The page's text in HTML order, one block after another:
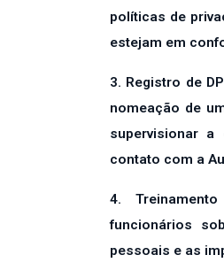
políticas de
estejam em
3. Registro de
nomeação de
supervisionar
contato com a
4.
funcionários
pessoais e as